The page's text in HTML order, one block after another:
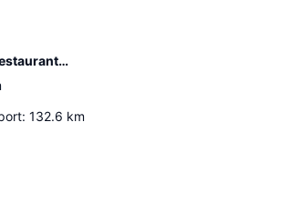
Distance de l’hébergement Waterfront | Quiet Cove | Swimming Dock | Close To Restaurants And Entertainment
: 132.6 km